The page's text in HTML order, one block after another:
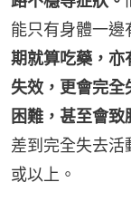
能只有身體一邊
期就算吃藥，亦
失效，更會完
困難，甚至會致
差到完全失去
或以上。